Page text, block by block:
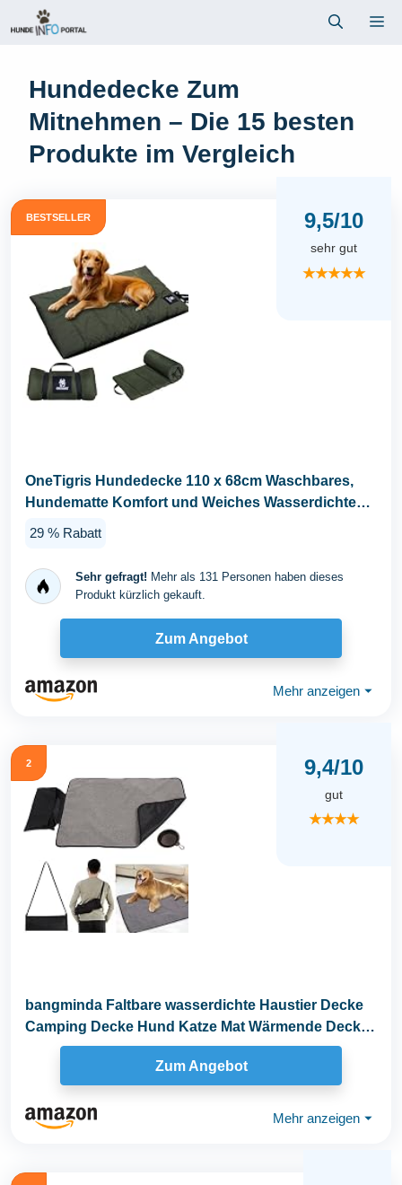
Inhalt
Hundedecke Zum
Mitnehmen – Die 15 besten
Produkte im Vergleich
BESTSELLER 9,5/10
sehr gut
★★★★★
OneTigris Hundedecke 110 x 68cm Waschbares,
Hundematte Komfort und Weiches Wasserdichtes
29 % Rabatt
Sehr gefragt! Mehr als 131 Personen haben dieses
Produkt kürzlich gekauft.
Zum Angebot
Mehr anzeigen ⏷
2 9,4/10
gut
★★★★
bangminda Faltbare wasserdichte Haustier Decke
Camping Decke Hund Katze Mat Wärmende Decke
Zum Angebot
Mehr anzeigen ⏷